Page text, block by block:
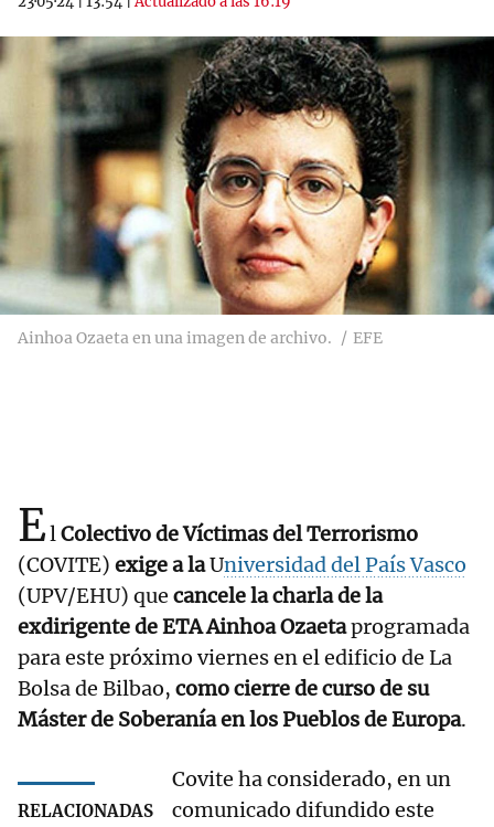
Ainhoa Ozaeta en una imagen de archivo. EFE
ElColectivo de Víctimas del Terrorismo
(COVITE) exige a laUniversidad del País Vasco
(UPV/EHU) que cancele la charla de la
exdirigente de ETA Ainhoa Ozaetaprogramada
para este próximo viernes en el edificio de La
Bolsa de Bilbao, como cierre de curso de su
Máster de Soberanía en los Pueblos de Europa.
RELACIONADAS
Covite ha considerado, en un
comunicado difundido este